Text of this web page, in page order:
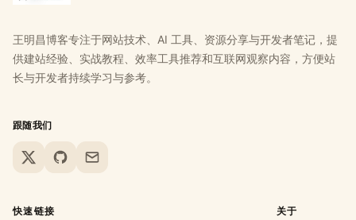
王明昌博客专注于网站技术、AI 工具、资源分享与开发者笔记，提
供建站经验、实战教程、效率工具推荐和互联网观察内容，方便站
长与开发者持续学习与参考。
跟随我们
X GitHubEmail
快速链接 关于